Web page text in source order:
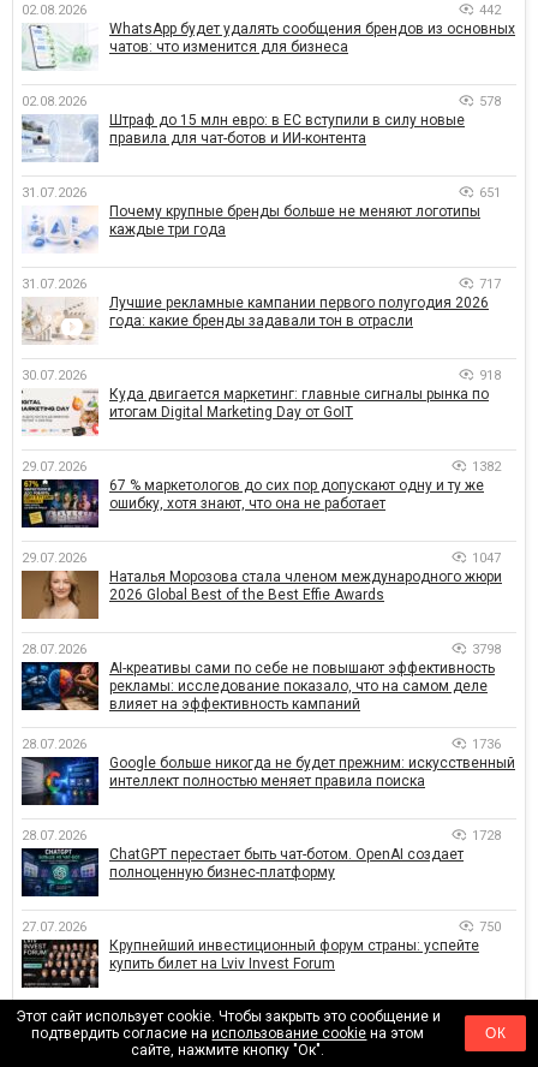
02.08.2026 442
WhatsApp будет удалять сообщения брендов из основных
чатов: что изменится для бизнеса
02.08.2026 578
Штраф до 15 млн евро: в ЕС вступили в силу новые
правила для чат-ботов и ИИ-контента
31.07.2026 651
Почему крупные бренды больше не меняют логотипы
каждые три года
31.07.2026 717
Лучшие рекламные кампании первого полугодия 2026
года: какие бренды задавали тон в отрасли
30.07.2026 918
Куда двигается маркетинг: главные сигналы рынка по
итогам Digital Marketing Day от GoIT
29.07.2026 1382
67 % маркетологов до сих пор допускают одну и ту же
ошибку, хотя знают, что она не работает
29.07.2026 1047
Наталья Морозова стала членом международного жюри
2026 Global Best of the Best Effie Awards
28.07.2026 3798
AI-креативы сами по себе не повышают эффективность
рекламы: исследование показало, что на самом деле
влияет на эффективность кампаний
28.07.2026 1736
Google больше никогда не будет прежним: искусственный
интеллект полностью меняет правила поиска
28.07.2026 1728
ChatGPT перестает быть чат-ботом. OpenAI создает
полноценную бизнес-платформу
27.07.2026 750
Крупнейший инвестиционный форум страны: успейте
купить билет на Lviv Invest Forum
26.07.2026 540
От $700 до $15 000: сколько зарабатывают и тратят в
украинском PR — инсайты от znamy и Women Make Money
Этот сайт использует cookie. Чтобы закрыть это сообщение и
подтвердить согласие наиспользование cookie на этом
сайте, нажмите кнопку "Ок".
ОК